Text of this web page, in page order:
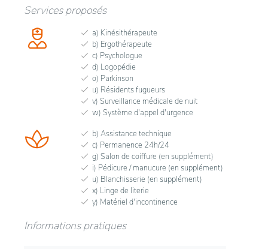
Services proposés
a) Kinésithérapeute
b) Ergothérapeute
c) Psychologue
d) Logopédie
o) Parkinson
u) Résidents fugueurs
v) Surveillance médicale de nuit
w) Système d'appel d'urgence
b) Assistance technique
c) Permanence 24h/24
g) Salon de coiffure (en supplément)
i) Pédicure / manucure (en supplément)
u) Blanchisserie (en supplément)
x) Linge de literie
y) Matériel d'incontinence
Informations pratiques